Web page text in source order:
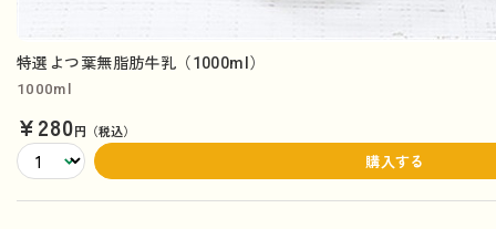
特選よつ葉無脂肪牛乳（1000ml）
1000ml
¥280円（税込）
購入する